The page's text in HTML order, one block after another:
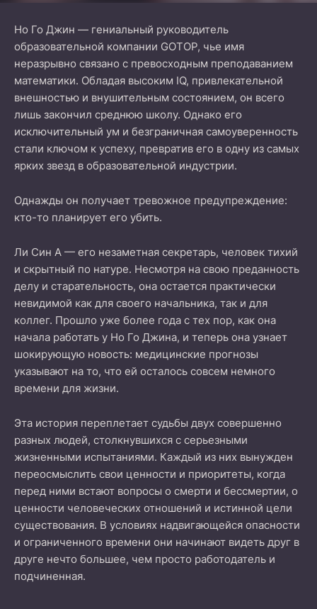
Но Го Джин — гениальный руководитель
образовательной компании GOTOP, чье имя
неразрывно связано с превосходным преподаванием
математики. Обладая высоким IQ, привлекательной
внешностью и внушительным состоянием, он всего
лишь закончил среднюю школу. Однако его
исключительный ум и безграничная самоуверенность
стали ключом к успеху, превратив его в одну из самых
ярких звезд в образовательной индустрии.
Однажды он получает тревожное предупреждение:
кто-то планирует его убить.
Ли Син А — его незаметная секретарь, человек тихий
и скрытный по натуре. Несмотря на свою преданность
делу и старательность, она остается практически
невидимой как для своего начальника, так и для
коллег. Прошло уже более года с тех пор, как она
начала работать у Но Го Джина, и теперь она узнает
шокирующую новость: медицинские прогнозы
указывают на то, что ей осталось совсем немного
времени для жизни.
Эта история переплетает судьбы двух совершенно
разных людей, столкнувшихся с серьезными
жизненными испытаниями. Каждый из них вынужден
переосмыслить свои ценности и приоритеты, когда
перед ними встают вопросы о смерти и бессмертии, о
ценности человеческих отношений и истинной цели
существования. В условиях надвигающейся опасности
и ограниченного времени они начинают видеть друг в
друге нечто большее, чем просто работодатель и
подчиненная.